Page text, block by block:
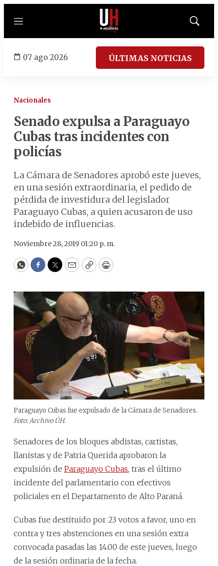
Menú
Mostrar
07 ago 2026 ÚLTIMAS NOTICIAS
Nacionales
Senado expulsa a Paraguayo
Cubas tras incidentes con
policías
La Cámara de Senadores aprobó este jueves,
en una sesión extraordinaria, el pedido de
pérdida de investidura del legislador
Paraguayo Cubas, a quien acusaron de uso
indebido de influencias.
Noviembre 28, 2019 01:20 p. m.
WhatsApp
Facebook
Twitter
EmailCopyPrint
Paraguayo Cubas fue expulsado de la Cámara de Senadores.
Foto: Archivo ÚH.
Senadores de los bloques abdistas, cartistas,
llanistas y de Patria Querida aprobaron la
expulsión de Paraguayo Cubas, tras el último
incidente del parlamentario con efectivos
policiales en el Departamento de Alto Paraná.
Cubas fue destituido por 23 votos a favor, uno en
contra y tres abstenciones en una sesión extra
convocada pasadas las 14.00 de este jueves, luego
de la sesión ordinaria de la fecha.